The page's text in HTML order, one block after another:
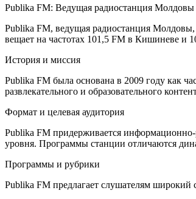
Publika FM: Ведущая радиостанция Молдовы
Publika FM, ведущая радиостанция
вещает на частотах 101,5 FM в Кишиневе и
История и миссия
Publika FM была основана в 2009 году как
развлекательного и образовательного
Формат и целевая аудитория
Publika FM придерживается
уровня. Программы станции отличаются
Программы и рубрики
Publika FM предлагает слушателям широкий